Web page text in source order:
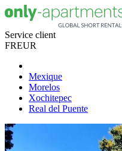
Service client
FREUR
Mexique
Morelos
Xochitepec
Real del Puente